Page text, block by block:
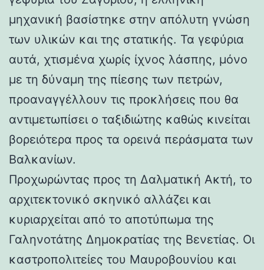
μηχανική βασίστηκε στην απόλυτη γνώση
των υλικών και της στατικής. Τα γεφύρια
αυτά, χτισμένα χωρίς ίχνος λάσπης, μόνο
με τη δύναμη της πίεσης των πετρών,
προαναγγέλλουν τις προκλήσεις που θα
αντιμετωπίσει ο ταξιδιώτης καθώς κινείται
βορειότερα προς τα ορεινά περάσματα των
Βαλκανίων.
Προχωρώντας προς τη Δαλματική Ακτή, το
αρχιτεκτονικό σκηνικό αλλάζει και
κυριαρχείται από το αποτύπωμα της
Γαληνοτάτης Δημοκρατίας της Βενετίας. Οι
καστροπολιτείες του Μαυροβουνίου και